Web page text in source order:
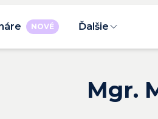
NOVÉ Ďalšie
Mgr.